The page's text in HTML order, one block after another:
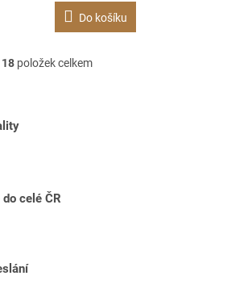
Do košíku
O
p
r
18položek celkem
celé ČR